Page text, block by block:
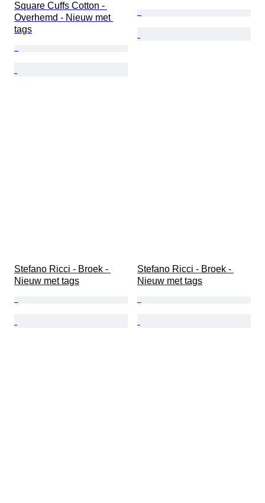
Square Cuffs Cotton -
Overhemd - Nieuw met
tags
Stefano Ricci - Broek -
Nieuw met tags
Stefano Ricci - Broek -
Nieuw met tags